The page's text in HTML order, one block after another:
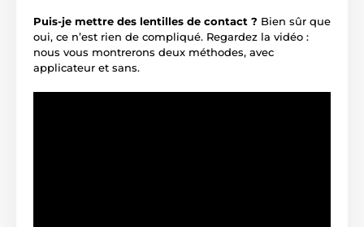
Puis-je mettre des lentilles de contact ? Bien sûr que
oui, ce n’est rien de compliqué. Regardez la vidéo :
nous vous montrerons deux méthodes, avec
applicateur et sans.